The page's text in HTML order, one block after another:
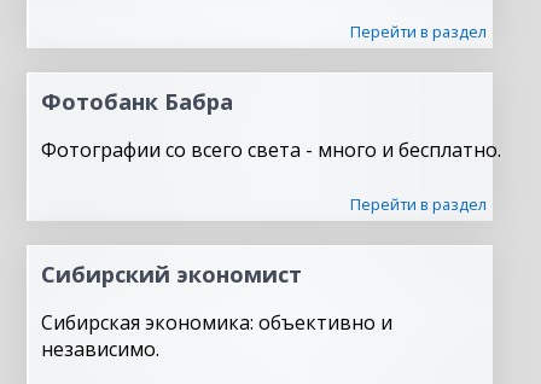
Перейти в раздел
Фотобанк Бабра
Фотографии со всего света - много и бесплатно.
Перейти в раздел
Сибирский экономист
Сибирская экономика: объективно и
независимо.